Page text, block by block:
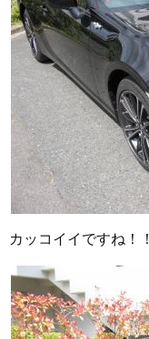
カッコイイですね！！